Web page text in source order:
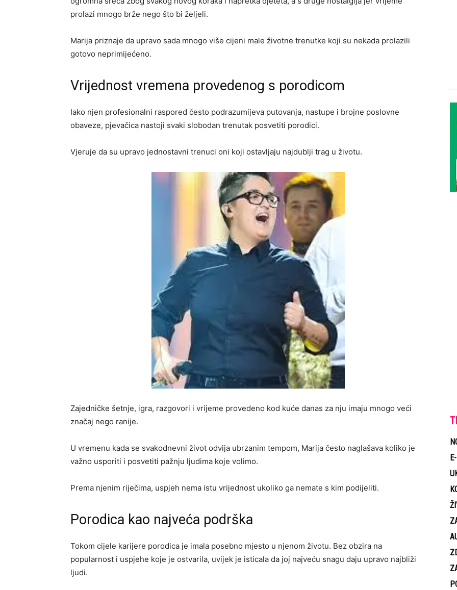
prolazi mnogo brže nego što bi željeli.
Marija priznaje da upravo sada mnogo više cijeni male životne trenutke koji su nekada prolazili
gotovo neprimijećeno.
Vrijednost vremena provedenog s porodicom
Iako njen profesionalni raspored često podrazumijeva putovanja, nastupe i brojne poslovne
obaveze, pjevačica nastoji svaki slobodan trenutak posvetiti porodici.
Vjeruje da su upravo jednostavni trenuci oni koji ostavljaju najdublji trag u životu.
Zajedničke šetnje, igra, razgovori i vrijeme provedeno kod kuće danas za nju imaju mnogo veći
značaj nego ranije.
U vremenu kada se svakodnevni život odvija ubrzanim tempom, Marija često naglašava koliko je
važno usporiti i posvetiti pažnju ljudima koje volimo.
Prema njenim riječima, uspjeh nema istu vrijednost ukoliko ga nemate s kim podijeliti.
Porodica kao najveća podrška
Tokom cijele karijere porodica je imala posebno mjesto u njenom životu. Bez obzira na
popularnost i uspjehe koje je ostvarila, uvijek je isticala da joj najveću snagu daju upravo najbliži
ljudi.